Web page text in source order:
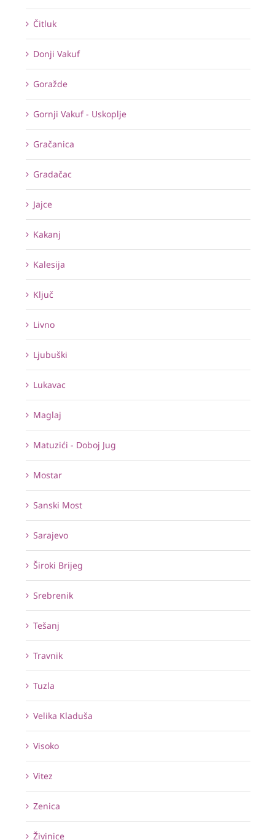
Čitluk
Donji Vakuf
Goražde
Gornji Vakuf - Uskoplje
Gračanica
Gradačac
Jajce
Kakanj
Kalesija
Ključ
Livno
Ljubuški
Lukavac
Maglaj
Matuzići - Doboj Jug
Mostar
Sanski Most
Sarajevo
Široki Brijeg
Srebrenik
Tešanj
Travnik
Tuzla
Velika Kladuša
Visoko
Vitez
Zenica
Živinice